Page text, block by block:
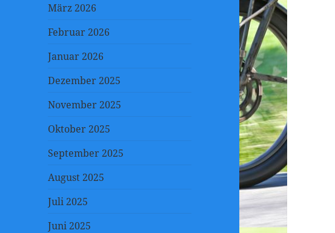
März 2026
Februar 2026
Januar 2026
Dezember 2025
November 2025
Oktober 2025
September 2025
August 2025
Juli 2025
Juni 2025